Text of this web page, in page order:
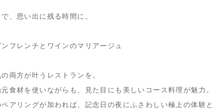
、思い出に残る時間に。
フレンチとワインのマリアージュ
両方が叶うレストランを。
食材を使いながらも、見た目にも美しいコース料理が魅力。
アリングが加われば、記念日の夜にふさわしい極上の体験と